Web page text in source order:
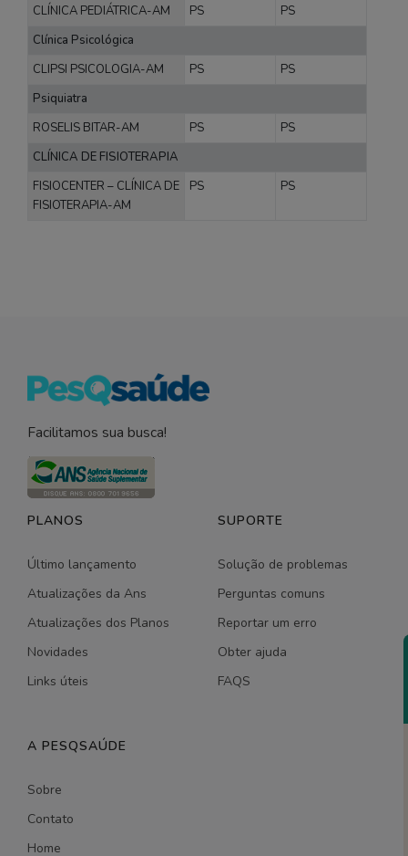
CLÍNICA PEDIÁTRICA-AM
PS
PS
Clínica Psicológica
CLIPSI PSICOLOGIA-AM
PS
PS
Psiquiatra
ROSELIS BITAR-AM
PS
PS
CLÍNICA DE FISIOTERAPIA
FISIOCENTER – CLÍNICA DE
FISIOTERAPIA-AM
PS PS
Facilitamos sua busca!
PLANOS
Último lançamento
Atualizações da Ans
Atualizações dos Planos
Novidades
Links úteis
SUPORTE
Solução de problemas
Perguntas comuns
Reportar um erro
Obter ajuda
FAQS
A PESQSAÚDE
Sobre
Contato
Home